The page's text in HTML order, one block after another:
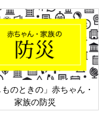
日本外来小児科学会リ
ト検討会